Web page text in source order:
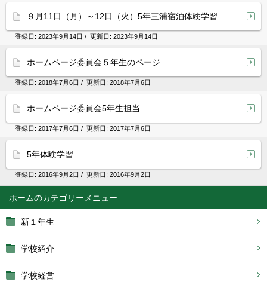
ホーム
新１年生
学校紹介
学校経営
９月11日（月）～12日（火）5年三浦宿泊体験学習
登録日: 2023年9月14日 / 更新日: 2023年9月14日
ホームページ委員会５年生のページ
登録日: 2018年7月6日 / 更新日: 2018年7月6日
ホームページ委員会5年生担当
登録日: 2017年7月6日 / 更新日: 2017年7月6日
5年体験学習
登録日: 2016年9月2日 / 更新日: 2016年9月2日